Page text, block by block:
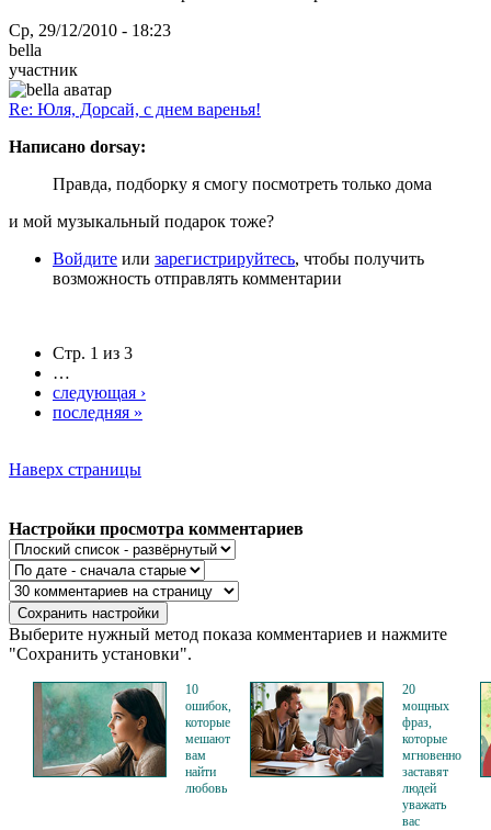
Ср, 29/12/2010 - 18:23
bella
участник
Re: Юля, Дорсай, с днем варенья!
Написано dorsay:
Правда, подборку я смогу посмотреть только дома
и мой музыкальный подарок тоже?
Войдите или зарегистрируйтесь, чтобы получить
возможность отправлять комментарии
Стр. 1 из 3
…
следующая ›
последняя »
Наверх страницы
Настройки просмотра комментариев
Выберите нужный метод показа комментариев и нажмите
"Сохранить установки".
10
ошибок,
которые
мешают
вам
найти
любовь
20
мощных
фраз,
которые
мгновенно
заставят
людей
уважать
вас